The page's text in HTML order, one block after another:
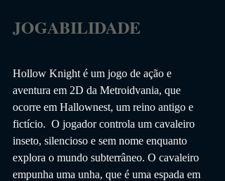
JOGABILIDADE
Hollow Knight é um jogo de ação e
aventura em 2D da Metroidvania, que
ocorre em Hallownest, um reino antigo e
fictício.  O jogador controla um cavaleiro
inseto, silencioso e sem nome enquanto
explora o mundo subterrâneo. O cavaleiro
empunha uma unha, que é uma espada em